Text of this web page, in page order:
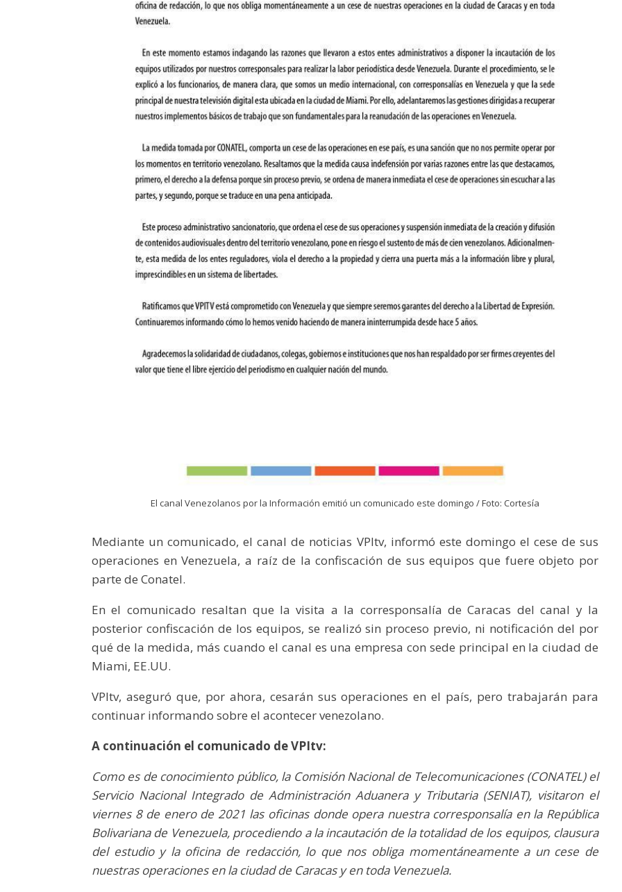
El canal Venezolanos por la Información emitió un comunicado este domingo / Foto: Cortesía
Mediante un comunicado, el canal de noticias VPItv, informó este domingo el cese de sus
operaciones en Venezuela, a raíz de la confiscación de sus equipos que fuere objeto por
parte de Conatel.
En el comunicado resaltan que la visita a la corresponsalía de Caracas del canal y la
posterior confiscación de los equipos, se realizó sin proceso previo, ni notificación del por
qué de la medida, más cuando el canal es una empresa con sede principal en la ciudad de
Miami, EE.UU.
VPItv, aseguró que, por ahora, cesarán sus operaciones en el país, pero trabajarán para
continuar informando sobre el acontecer venezolano.
A continuación el comunicado de VPItv:
Como es de conocimiento público, la Comisión Nacional de Telecomunicaciones (CONATEL) el
Servicio Nacional Integrado de Administración Aduanera y Tributaria (SENIAT), visitaron el
viernes 8 de enero de 2021 las oficinas donde opera nuestra corresponsalía en la República
Bolivariana de Venezuela, procediendo a la incautación de la totalidad de los equipos, clausura
del estudio y la oficina de redacción, lo que nos obliga momentáneamente a un cese de
nuestras operaciones en la ciudad de Caracas y en toda Venezuela.